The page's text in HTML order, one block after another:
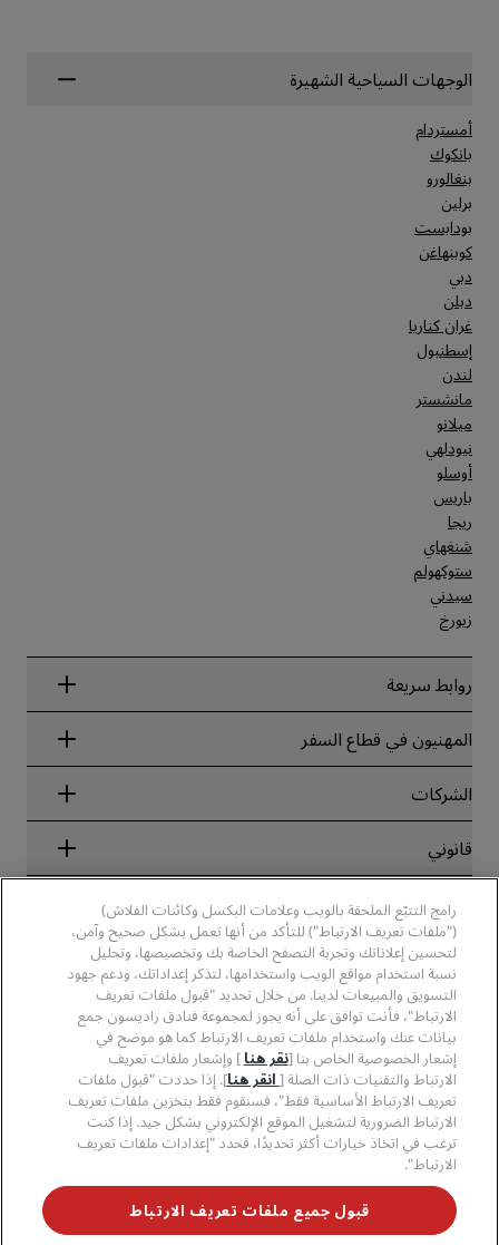
الموقع
النظافة
الوجهات السياحية الشهيرة
أمستردام
بانكوك
بنغالورو
برلين
بودابست
كوبنهاغن
دبي
دبلن
غران كناريا
إسطنبول
لندن
مانشستر
ميلانو
نيودلهي
أوسلو
باريس
ريجا
شنغهاي
ستوكهولم
سيدني
زيورخ
روابط سريعة
Radisson Rewards
ضمان أفضل سعر حجز عبر الإنترنت
Blog
الوجهات
تطبيق فنادق راديسون
الفنادق المعتمدة في مجال الرياضة
فنادق مناسبة للعائلات
الصحة والسلامة
المهنيون في قطاع السفر
الشركاء
الشركات
مجموعة فنادق راديسون
وسائل الإعلام
الوظائف، مجموعة فنادق PPHE
الوظائف في مجموعة فنادق EHL
The Club by RHG
فرص التنمية
الأعمال المسؤولة
المشتريات
قانوني
الإشعار القانوني
شروط برنامج Radisson Rewards وأحكامه
اتفاقية استخدام الموقع
سهولة التصفح الرقمي
بيان الرق ّ المعاصر
مساعدة
تنبيهات للمستهلكين
بيانات الاتصال
الأسئلة الشائعة
خريطة الموقع
وسائل التواصل الاجتماعي
علامات فنادق راديسون التجارية
لا تفوّت فرصة الحصول على أفضل عروضنا
رامج التتبّع الملحقة بالويب وعلامات البكسل وكائنات الفلاش)
("ملفات تعريف الارتباط") للتأكد من أنها تعمل بشكل صحيح وآمن،
لتحسين إعلاناتك وتجربة التصفح الخاصة بك وتخصيصها، وتحليل
نسبة استخدام مواقع الويب واستخدامها، لتذكر إعداداتك، ودعم جهود
التسويق والمبيعات لدينا. من خلال تحديد "قبول ملفات تعريف
الارتباط"، فأنت توافق على أنه يجوز لمجموعة فنادق راديسون جمع
بيانات عنك واستخدام ملفات تعريف الارتباط كما هو موضح في
إشعار الخصوصية الخاص بنا [نقر هنا ] وإشعار ملفات تعريف
الارتباط والتقنيات ذات الصلة [ انقر هنا]. إذا حددت "قبول ملفات
تعريف الارتباط الأساسية فقط"، فسنقوم فقط بتخزين ملفات تعريف
الارتباط الضرورية لتشغيل الموقع الإلكتروني بشكل جيد. إذا كنت
ترغب في اتخاذ خيارات أكثر تحديدًا، فحدد "إعدادات ملفات تعريف
الارتباط".
قبول جميع ملفات تعريف الارتباط